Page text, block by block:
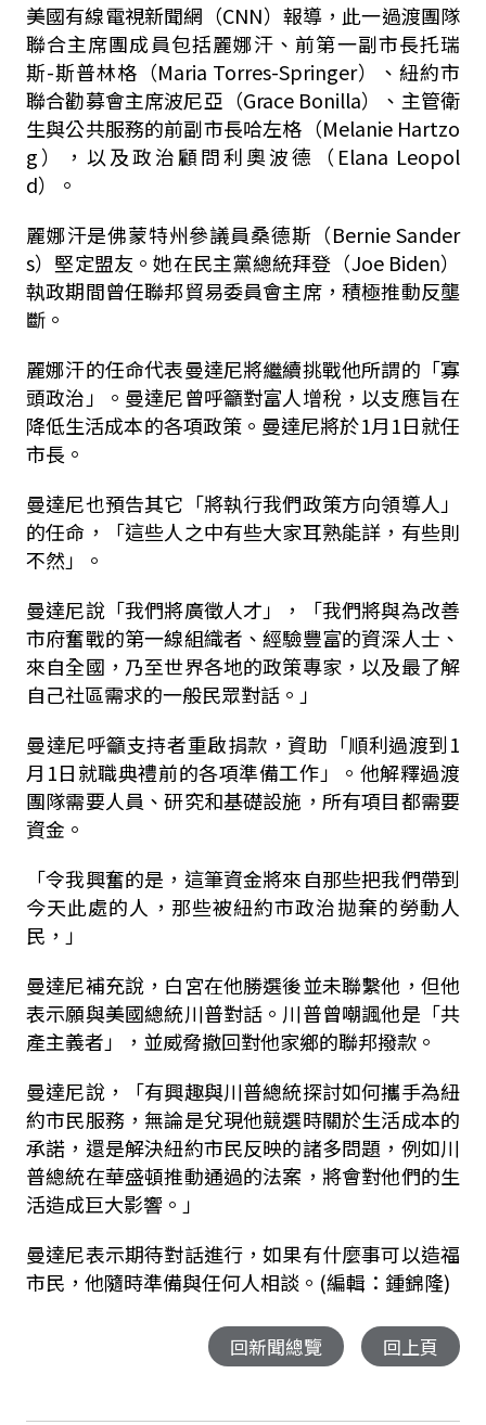
美國有線電視新聞網（CNN）報導，此一過渡團隊
聯合主席團成員包括麗娜汗、前第一副市長托瑞
斯-斯普林格（Maria Torres-Springer）、紐約市
聯合勸募會主席波尼亞（Grace Bonilla）、主管衛
生與公共服務的前副市長哈左格（Melanie Hartzo
g），以及政治顧問利奧波德（Elana Leopol
d）。
麗娜汗是佛蒙特州參議員桑德斯（Bernie Sander
s）堅定盟友。她在民主黨總統拜登（Joe Biden）
執政期間曾任聯邦貿易委員會主席，積極推動反壟
斷。
麗娜汗的任命代表曼達尼將繼續挑戰他所謂的「寡
頭政治」。曼達尼曾呼籲對富人增稅，以支應旨在
降低生活成本的各項政策。曼達尼將於1月1日就任
市長。
曼達尼也預告其它「將執行我們政策方向領導人」
的任命，「這些人之中有些大家耳熟能詳，有些則
不然」。
曼達尼說「我們將廣徵人才」，「我們將與為改善
市府奮戰的第一線組織者、經驗豐富的資深人士、
來自全國，乃至世界各地的政策專家，以及最了解
自己社區需求的一般民眾對話。」
曼達尼呼籲支持者重啟捐款，資助「順利過渡到1
月1日就職典禮前的各項準備工作」。他解釋過渡
團隊需要人員、研究和基礎設施，所有項目都需要
資金。
「令我興奮的是，這筆資金將來自那些把我們帶到
今天此處的人，那些被紐約市政治拋棄的勞動人
民，」
曼達尼補充說，白宮在他勝選後並未聯繫他，但他
表示願與美國總統川普對話。川普曾嘲諷他是「共
產主義者」，並威脅撤回對他家鄉的聯邦撥款。
曼達尼說，「有興趣與川普總統探討如何攜手為紐
約市民服務，無論是兌現他競選時關於生活成本的
承諾，還是解決紐約市民反映的諸多問題，例如川
普總統在華盛頓推動通過的法案，將會對他們的生
活造成巨大影響。」
曼達尼表示期待對話進行，如果有什麼事可以造福
市民，他隨時準備與任何人相談。(編輯：鍾錦隆)
回新聞總覽 回上頁